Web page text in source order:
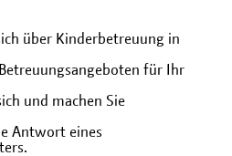
über Kinderbetreuung in
für Ihr
und machen Sie
Antwort eines